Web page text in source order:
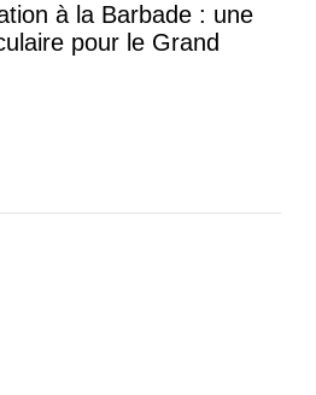
à la Barbade : une
pour le Grand